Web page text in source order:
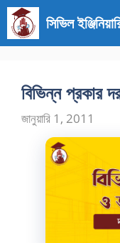
এড়িেয়
লেখায়
যান
সিভিল
বিভিন্ন প্রকার
জানুয়ারি 1, 2011